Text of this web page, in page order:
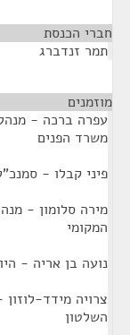
חברי הכנסת
תמר זנדברג
מוזמנים
עפרה ברכה -
משרד הפנים
פיני קבלו -
מירה סלומון -
המקומי
נועה בן אריה -
צרויה מידד-
השלטון